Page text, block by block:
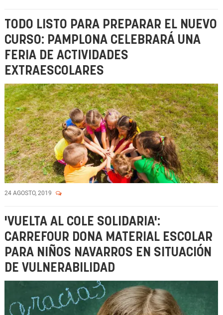
TODO LISTO PARA PREPARAR EL NUEVO
CURSO: PAMPLONA CELEBRARÁ UNA
FERIA DE ACTIVIDADES
EXTRAESCOLARES
24 AGOSTO, 2019
'VUELTA AL COLE SOLIDARIA':
CARREFOUR DONA MATERIAL ESCOLAR
PARA NIÑOS NAVARROS EN SITUACIÓN
DE VULNERABILIDAD